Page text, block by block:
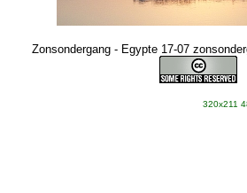
Zonsondergang - Egypte 17-07
320x211